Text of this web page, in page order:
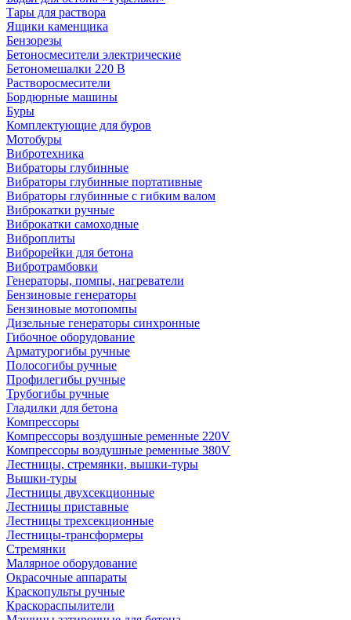
Тары для раствора
Ящики каменщика
Бензорезы
Бетоносмесители электрические
Бетономешалки 220 В
Растворосмесители
Бордюрные машины
Буры
Комплектующие для буров
Мотобуры
Вибротехника
Вибраторы глубинные
Вибраторы глубинные портативные
Вибраторы глубинные с гибким валом
Виброкатки ручные
Виброкатки самоходные
Виброплиты
Виброрейки для бетона
Вибротрамбовки
Генераторы, помпы, нагреватели
Бензиновые генераторы
Бензиновые мотопомпы
Дизельные генераторы синхронные
Гибочное оборудование
Арматурогибы ручные
Полосогибы ручные
Профилегибы ручные
Трубогибы ручные
Гладилки для бетона
Компрессоры
Компрессоры воздушные ременные 220V
Компрессоры воздушные ременные 380V
Лестницы, стремянки, вышки-туры
Вышки-туры
Лестницы двухсекционные
Лестницы приставные
Лестницы трехсекционные
Лестницы-трансформеры
Стремянки
Малярное оборудование
Окрасочные аппараты
Краскопульты ручные
Краскораспылители